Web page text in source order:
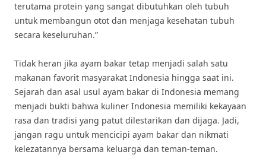
terutama protein yang sangat dibutuhkan oleh tubuh
untuk membangun otot dan menjaga kesehatan tubuh
secara keseluruhan.”
Tidak heran jika ayam bakar tetap menjadi salah satu
makanan favorit masyarakat Indonesia hingga saat ini.
Sejarah dan asal usul ayam bakar di Indonesia memang
menjadi bukti bahwa kuliner Indonesia memiliki kekayaan
rasa dan tradisi yang patut dilestarikan dan dijaga. Jadi,
jangan ragu untuk mencicipi ayam bakar dan nikmati
kelezatannya bersama keluarga dan teman-teman.